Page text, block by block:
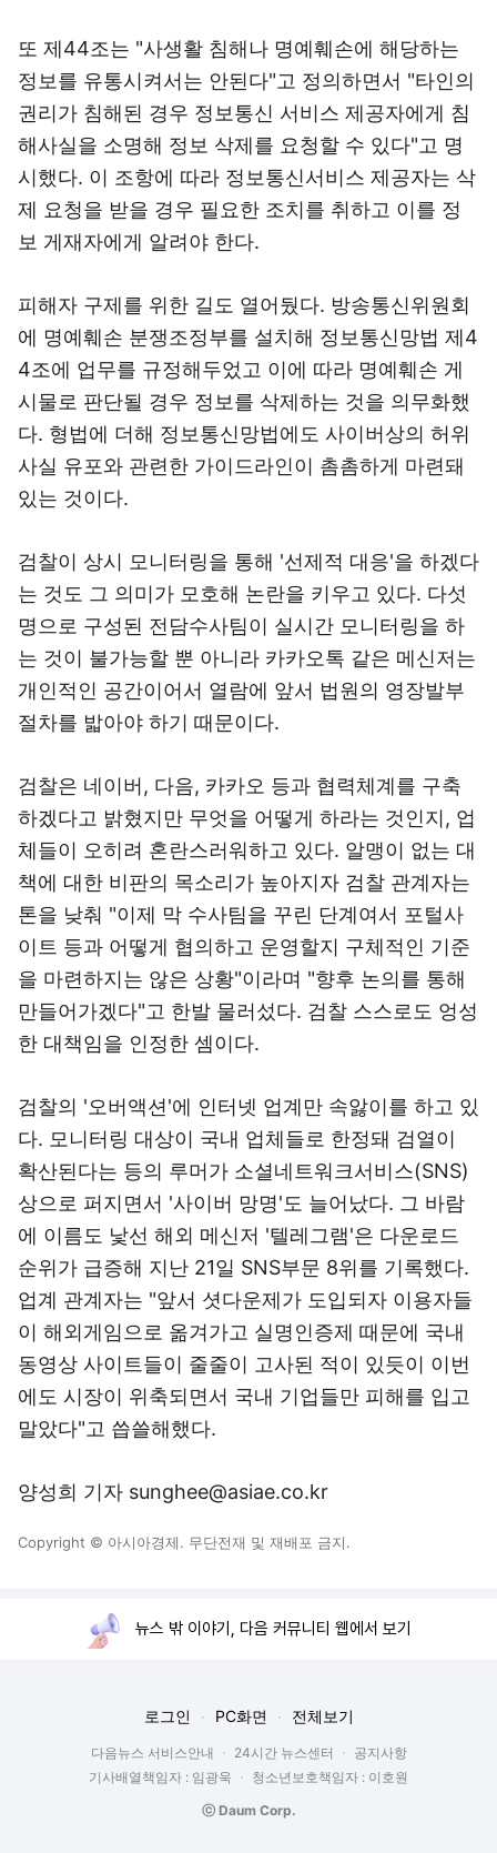
또 제44조는 "사생활 침해나 명예훼손에 해당하는
정보를 유통시켜서는 안된다"고 정의하면서 "타인의
권리가 침해된 경우 정보통신 서비스 제공자에게 침
해사실을 소명해 정보 삭제를 요청할 수 있다"고 명
시했다. 이 조항에 따라 정보통신서비스 제공자는 삭
제 요청을 받을 경우 필요한 조치를 취하고 이를 정
보 게재자에게 알려야 한다.
피해자 구제를 위한 길도 열어뒀다. 방송통신위원회
에 명예훼손 분쟁조정부를 설치해 정보통신망법 제4
4조에 업무를 규정해두었고 이에 따라 명예훼손 게
시물로 판단될 경우 정보를 삭제하는 것을 의무화했
다. 형법에 더해 정보통신망법에도 사이버상의 허위
사실 유포와 관련한 가이드라인이 촘촘하게 마련돼
있는 것이다.
검찰이 상시 모니터링을 통해 '선제적 대응'을 하겠다
는 것도 그 의미가 모호해 논란을 키우고 있다. 다섯
명으로 구성된 전담수사팀이 실시간 모니터링을 하
는 것이 불가능할 뿐 아니라 카카오톡 같은 메신저는
개인적인 공간이어서 열람에 앞서 법원의 영장발부
절차를 밟아야 하기 때문이다.
검찰은 네이버, 다음, 카카오 등과 협력체계를 구축
하겠다고 밝혔지만 무엇을 어떻게 하라는 것인지, 업
체들이 오히려 혼란스러워하고 있다. 알맹이 없는 대
책에 대한 비판의 목소리가 높아지자 검찰 관계자는
톤을 낮춰 "이제 막 수사팀을 꾸린 단계여서 포털사
이트 등과 어떻게 협의하고 운영할지 구체적인 기준
을 마련하지는 않은 상황"이라며 "향후 논의를 통해
만들어가겠다"고 한발 물러섰다. 검찰 스스로도 엉성
한 대책임을 인정한 셈이다.
검찰의 '오버액션'에 인터넷 업계만 속앓이를 하고 있
다. 모니터링 대상이 국내 업체들로 한정돼 검열이
확산된다는 등의 루머가 소셜네트워크서비스(SNS)
상으로 퍼지면서 '사이버 망명'도 늘어났다. 그 바람
에 이름도 낯선 해외 메신저 '텔레그램'은 다운로드
순위가 급증해 지난 21일 SNS부문 8위를 기록했다.
업계 관계자는 "앞서 셧다운제가 도입되자 이용자들
이 해외게임으로 옮겨가고 실명인증제 때문에 국내
동영상 사이트들이 줄줄이 고사된 적이 있듯이 이번
에도 시장이 위축되면서 국내 기업들만 피해를 입고
말았다"고 씁쓸해했다.
양성희 기자 sunghee@asiae.co.kr
Copyright © 아시아경제. 무단전재 및 재배포 금지.
뉴스 밖 이야기, 다음 커뮤니티 웹에서 보기
로그인 PC화면 전체보기
다음뉴스 서비스안내 24시간 뉴스센터
공지사항
기사배열책임자 : 임광욱
청소년보호책임자 : 이호원
ⓒ Daum Corp.